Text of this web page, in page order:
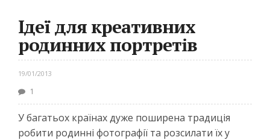
Ідеї для креативних
родинних портретів
19/01/2013
1
У багатьох країнах дуже поширена традиція
робити родинні фотографії та розсилати їх у